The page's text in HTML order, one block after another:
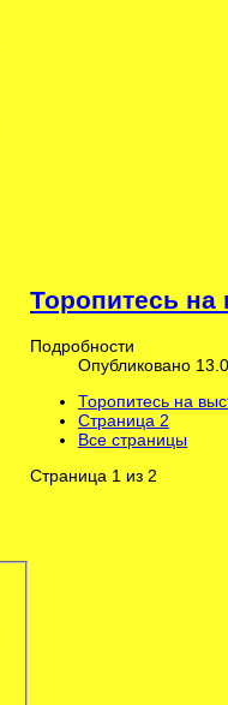
Торопитесь на
Подробности
Опубликовано
Торопитесь на
Страница 2
Все страницы
Страница 1 из 2